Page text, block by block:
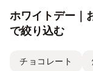
ホワイトデー｜
で絞り込む
チョコレート